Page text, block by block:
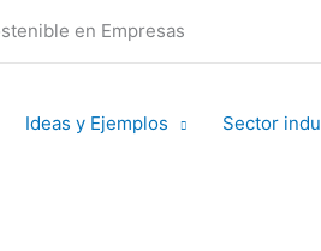
en Empresas
Ideas y Ejemplos Sector